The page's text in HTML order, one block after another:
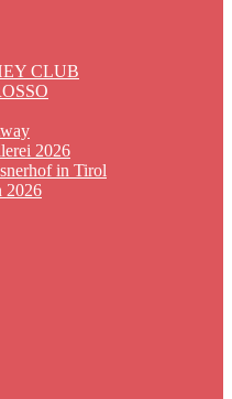
CLUB
2026
in Tirol
2026